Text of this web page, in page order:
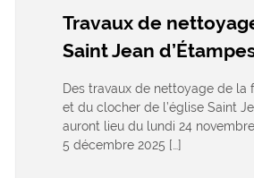
Travaux de
Saint Jean
Des travaux de nettoyage de la
et du clocher de l’église Saint
auront lieu du lundi 24
5 décembre 2025 […]